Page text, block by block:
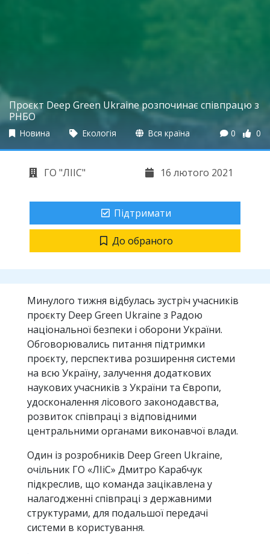
Проєкт Deep Green Ukraine розпочинає співпрацю з
РНБО
Новина Екологія Вся країна 0 0
ГО "ЛІІС" 16 лютого 2021
Підтримати
До обраного
Минулого тижня відбулась зустріч учасників
проєкту Deep Green Ukraine з Радою
національної безпеки і оборони України.
Обговорювались питання підтримки
проєкту, перспектива розширення системи
на всю Україну, залучення додаткових
наукових учасників з України та Європи,
удосконалення лісового законодавства,
розвиток співпраці з відповідними
центральними органами виконавчої влади.
Один із розробників Deep Green Ukraine,
очільник ГО «ЛІіС» Дмитро Карабчук
підкреслив, що команда зацікавлена у
налагодженні співпраці з державними
структурами, для подальшої передачі
системи в користування.